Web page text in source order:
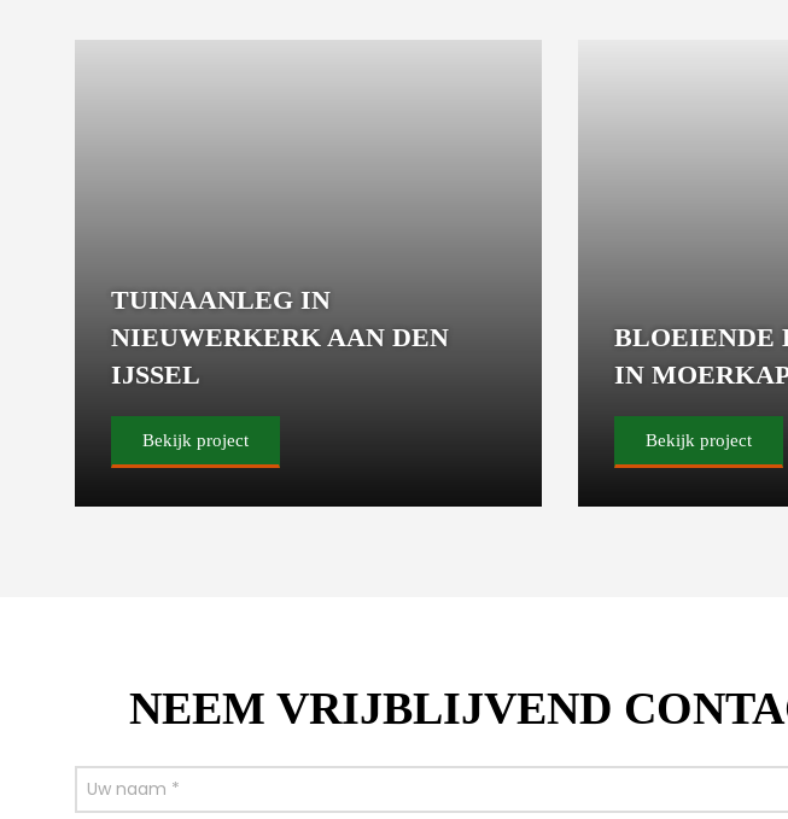
TUINAANLEG IN
NIEUWERKERK AAN DEN
IJSSEL
Bekijk project
BLOEIENDE
IN
Bekijk project
NEEM VRIJBLIJVEND